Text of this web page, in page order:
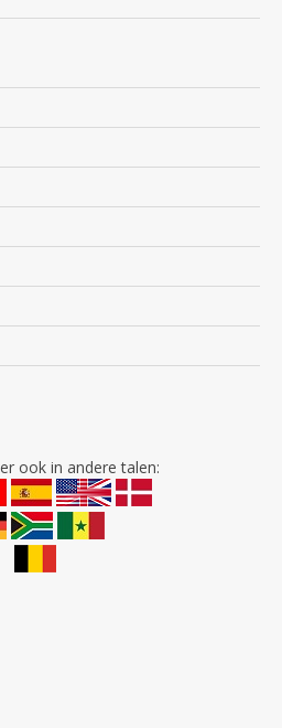
ook in andere talen: